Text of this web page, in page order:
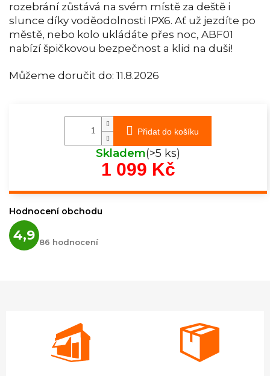
Můžeme doručit do: 11.8.2026
rozebrání zůstává na svém místě za deště i
slunce díky voděodolnosti IPX6. Ať už jezdíte po
městě, nebo kolo ukládáte přes noc, ABF01
nabízí špičkovou bezpečnost a klid na duši!
Přidat do košíku
Skladem(>5 ks)
1 099 KčMěrná
Hodnocení obchodu
4,9 hodnocení
obchodu
86 hodnocení